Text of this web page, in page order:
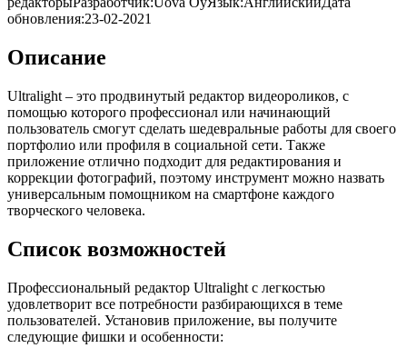
обновления:23-02-2021
Описание
Ultralight – это продвинутый редактор видеороликов, с
помощью которого профессионал или начинающий
пользователь смогут сделать шедевральные работы для своего
портфолио или профиля в социальной сети. Также
приложение отлично подходит для редактирования и
коррекции фотографий, поэтому инструмент можно назвать
универсальным помощником на смартфоне каждого
творческого человека.
Список возможностей
Профессиональный редактор Ultralight с легкостью
удовлетворит все потребности разбирающихся в теме
пользователей. Установив приложение, вы получите
следующие фишки и особенности: